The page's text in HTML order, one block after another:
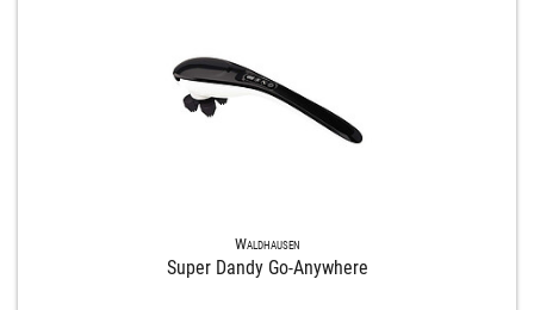
Waldhausen
Super Dandy Go-​Anywhere